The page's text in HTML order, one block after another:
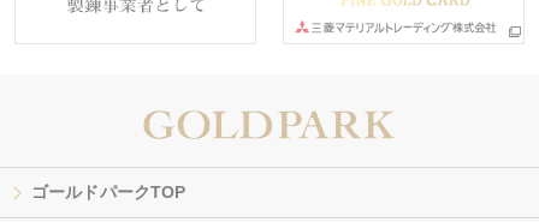
ゴールドパークTOP